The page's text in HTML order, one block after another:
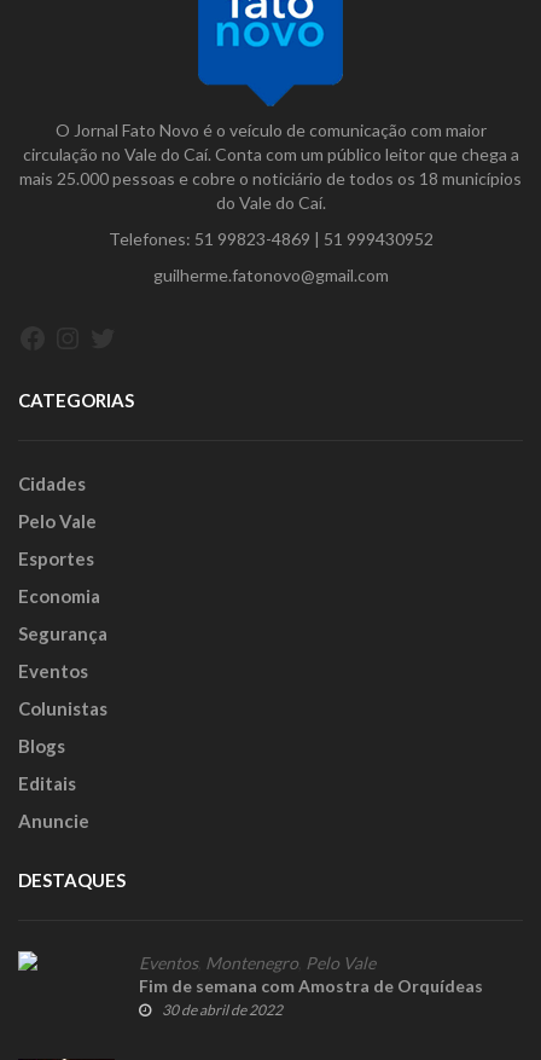
O Jornal Fato Novo é o veículo de comunicação com maior
circulação no Vale do Caí. Conta com um público leitor que chega a
mais 25.000 pessoas e cobre o noticiário de todos os 18 municípios
do Vale do Caí.
Telefones: 51 99823-4869 | 51 999430952
guilherme.fatonovo@gmail.com
CATEGORIAS
Cidades
Pelo Vale
Esportes
Economia
Segurança
Eventos
Colunistas
Blogs
Editais
Anuncie
DESTAQUES
Eventos, Montenegro Pelo Vale
Fim de semana com Amostra de Orquídeas
30 de abril de 2022